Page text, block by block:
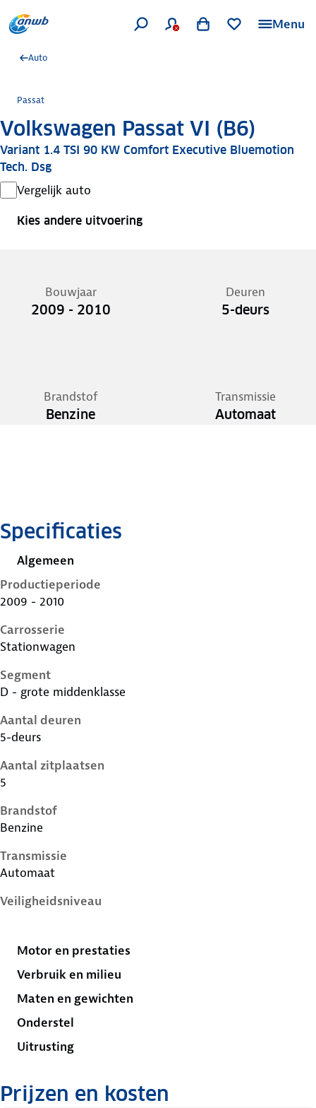
Menu
Auto
Passat
Volkswagen Passat VI (B6)
Variant 1.4 TSI 90 KW Comfort Executive Bluemotion
Tech. Dsg
Vergelijk auto
Kies andere uitvoering
Bouwjaar
2009 - 2010
Deuren
5-deurs
Brandstof
Benzine
Transmissie
Automaat
Specificaties
Algemeen
Productieperiode
2009 - 2010
Carrosserie
Stationwagen
Segment
D - grote middenklasse
Aantal deuren
5-deurs
Aantal zitplaatsen
5
Brandstof
Benzine
Transmissie
Automaat
Veiligheidsniveau
Motor en prestaties
Verbruik en milieu
Maten en gewichten
Onderstel
Uitrusting
Prijzen en kosten